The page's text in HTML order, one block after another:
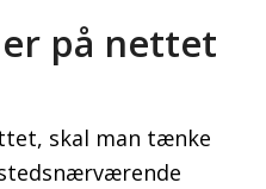
på nettet
skal man tænke